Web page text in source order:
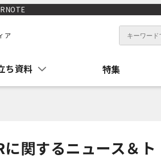
ア
ち資料 特集
関するニュース＆ト